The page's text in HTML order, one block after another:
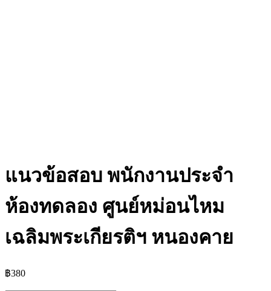
แนวข้อสอบ พนักงานประจำ
ห้องทดลอง ศูนย์หม่อนไหม
เฉลิมพระเกียรติฯ หนองคาย
฿380